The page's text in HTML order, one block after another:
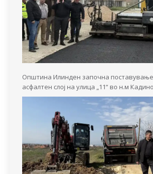
Општина Илинден започна
асфалтен слој на улица „11“ во н.м Кадино